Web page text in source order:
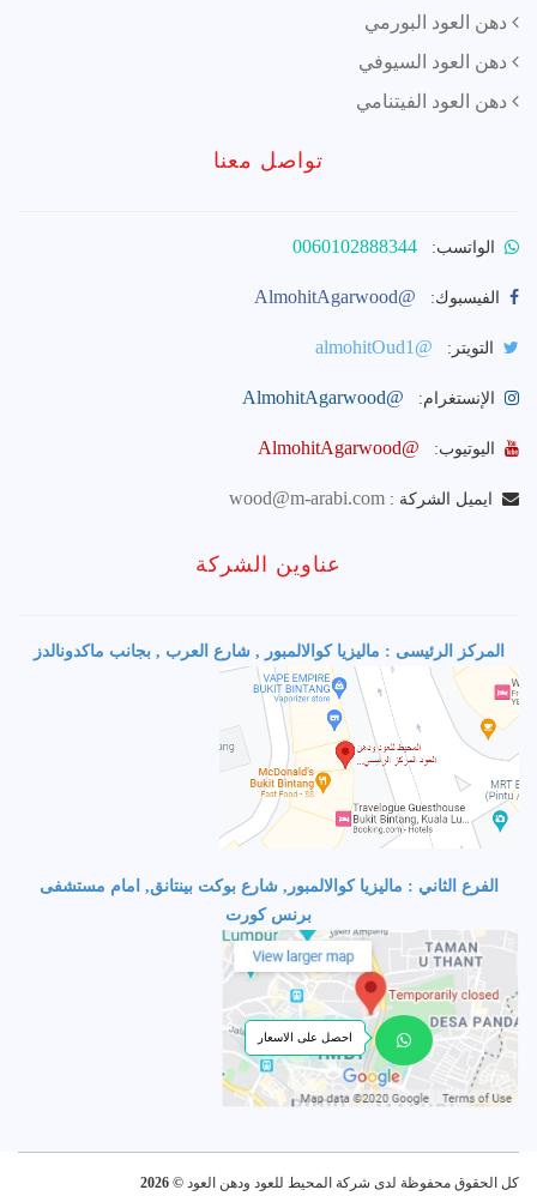
دهن العود البورمي
دهن العود السيوفي
دهن العود الفيتنامي
تواصل معنا
الواتسب: 0060102888344
الفيسبوك: @AlmohitAgarwood
التويتر: @almohitOud1
الإنستغرام: @AlmohitAgarwood
اليوتيوب: @AlmohitAgarwood
ايميل الشركة : wood@m-arabi.com
عناوين الشركة
المركز الرئيسى : ماليزيا كوالالمبور , شارع العرب , بجانب ماكدونالدز
الفرع الثاني : ماليزيا كوالالمبور, شارع بوكت بينتانق, امام مستشفى
برنس كورت
احصل على الاسعار
كل الحقوق محفوظة لدى شركة المحيط للعود ودهن العود © 2026